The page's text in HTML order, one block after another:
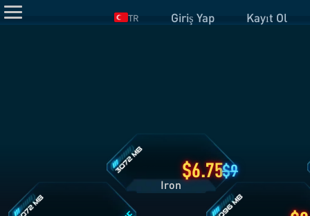
TR Giriş Yap Kayıt Ol
6.75